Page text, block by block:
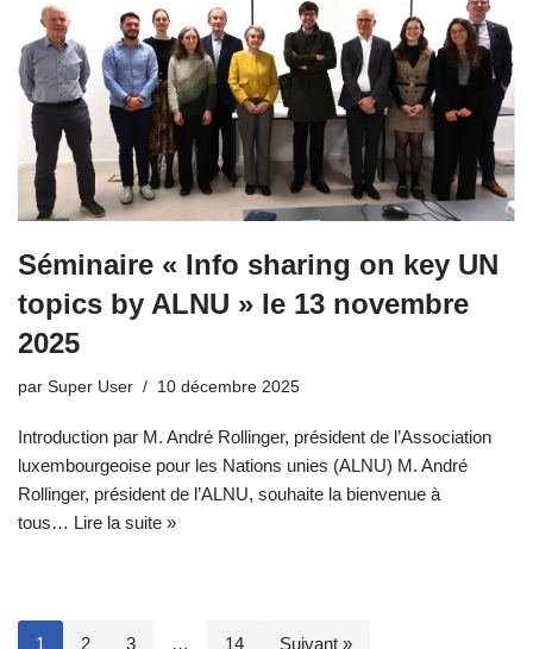
Séminaire « Info sharing on key UN
topics by ALNU » le 13 novembre
2025
par Super User 10 décembre 2025
Introduction par M. André Rollinger, président de l’Association
luxembourgeoise pour les Nations unies (ALNU) M. André
Rollinger, président de l’ALNU, souhaite la bienvenue à
tous… Lire la suite »
1 2 3 … 14 Suivant »